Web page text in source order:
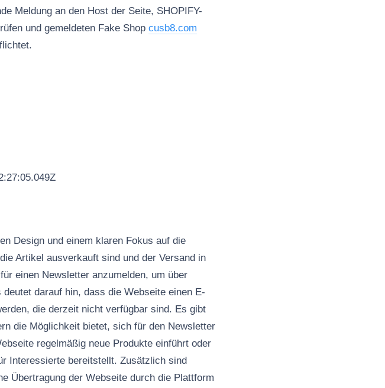
Meldung an den Host der Seite, SHOPIFY-
und gemeldeten Fake Shop cusb8.com
Design und einem klaren Fokus auf die
Artikel ausverkauft sind und der Versand in
einen Newsletter anzumelden, um über
darauf hin, dass die Webseite einen E-
die derzeit nicht verfügbar sind. Es gibt
die Möglichkeit bietet, sich für den Newsletter
regelmäßig neue Produkte einführt oder
Interessierte bereitstellt. Zusätzlich sind
Übertragung der Webseite durch die Plattform